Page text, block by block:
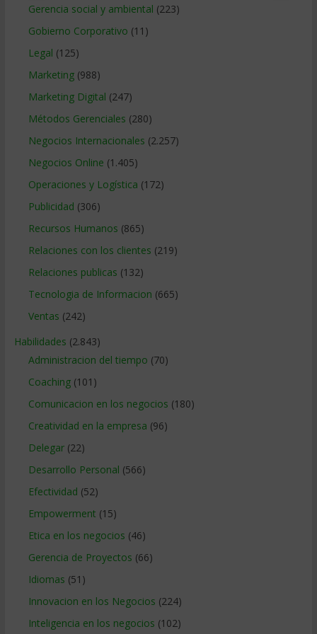
Gerencia social y ambiental (223)
Gobierno Corporativo (11)
Legal (125)
Marketing(988)
Marketing Digital (247)
Métodos Gerenciales (280)
Negocios Internacionales (2.257)
Negocios Online (1.405)
Operaciones y Logística (172)
Publicidad (306)
Recursos Humanos (865)
Relaciones con los clientes (219)
Relaciones publicas (132)
Tecnologia de Informacion (665)
Ventas (242)
Habilidades (2.843)
Administracion del tiempo (70)
Coaching(101)
Comunicacion en los negocios (180)
Creatividad en la empresa (96)
Delegar(22)
Desarrollo Personal (566)
Efectividad (52)
Empowerment (15)
Etica en los negocios (46)
Gerencia de Proyectos (66)
Idiomas (51)
Innovacion en los Negocios (224)
Inteligencia en los negocios (102)